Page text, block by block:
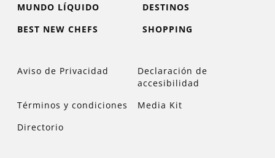
MUNDO LÍQUIDO
DESTINOS
BEST NEW CHEFS
SHOPPING
Aviso de Privacidad
Declaración de
accesibilidad
Términos y condiciones
Media Kit
Directorio